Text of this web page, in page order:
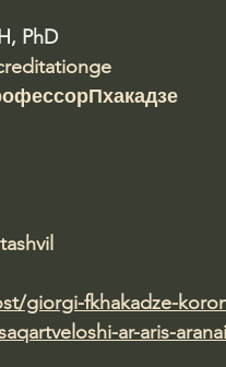
PhD
giorgi-fkhakadze-
ar-aris-